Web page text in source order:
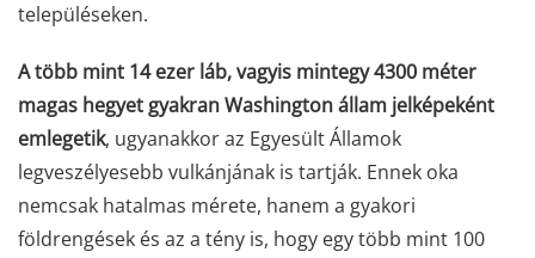
településeken.
A több mint 14 ezer láb, vagyis mintegy 4300 méter
magas hegyet gyakran Washington állam jelképeként
emlegetik, ugyanakkor az Egyesült Államok
legveszélyesebb vulkánjának is tartják. Ennek oka
nemcsak hatalmas mérete, hanem a gyakori
földrengések és az a tény is, hogy egy több mint 100